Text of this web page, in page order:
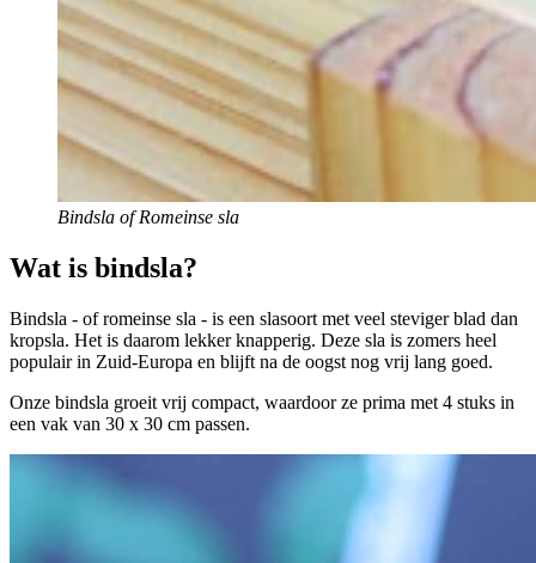
Bindsla of Romeinse sla
Wat is bindsla?
Bindsla - of romeinse sla - is een slasoort met veel steviger blad dan
kropsla. Het is daarom lekker knapperig. Deze sla is zomers heel
populair in Zuid-Europa en blijft na de oogst nog vrij lang goed.
Onze bindsla groeit vrij compact, waardoor ze prima met 4 stuks in
een vak van 30 x 30 cm passen.